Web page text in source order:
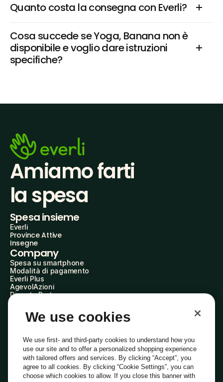
Quanto costa la consegna con Everli?
Cosa succede se Yoga, Banana non è
disponibile e voglio dare istruzioni
specifiche?
Amiamo farti
la spesa
Spesa insieme
Everli
Province Attive
Insegne
Company
Spesa su smartphone
Modalità di pagamento
Everli Plus
AgevolAzioni
Diventa Partner
Everli Shoppers
About Us
Everli News
Domande frequenti
Lavora con noi
Diventa Shopper
Investitori
PrivacyCookiePreferenze Cookie
We use cookies
We use first- and third-party cookies to understand how you
use our site and to offer a personalized shopping experience
with tailored offers and services. By clicking “Accept”, you
agree to all cookies. By clicking “Cookie Settings”, you can
choose which cookies to allow. If you close this banner with